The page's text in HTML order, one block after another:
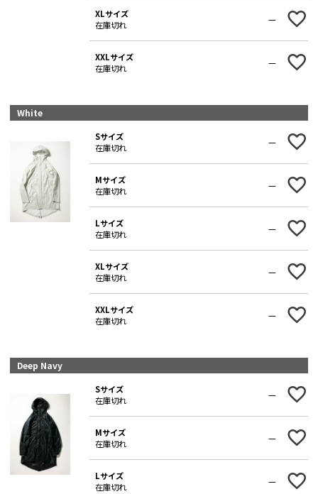
XLサイズ
在庫切れ
—
XXLサイズ
在庫切れ
—
White
Sサイズ
在庫切れ
—
Mサイズ
在庫切れ
—
Lサイズ
在庫切れ
—
XLサイズ
在庫切れ
—
XXLサイズ
在庫切れ
—
Deep Navy
Sサイズ
在庫切れ
—
Mサイズ
在庫切れ
—
Lサイズ
在庫切れ
—